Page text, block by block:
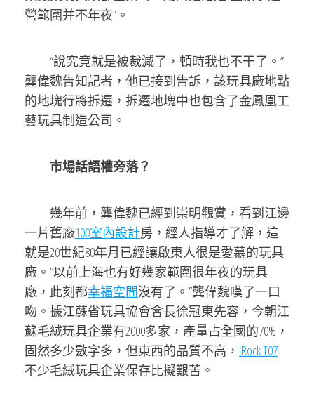
營範圍并不年夜”。
“說究竟就是被裁減了，頓時我也不干了。”
龔偉魏告知記者，他已接到告訴，該玩具廠地點
的地塊行將拆遷，拆遷地塊中也包含了金鳳凰工
藝玩具制造公司。
市場話語權旁落？
幾年前，龔偉魏已經到崇明觀賞，看到江邊
一片舊廠100室內設計房，經人指導才了解，這
就是20世紀80年月已經讓啟東人很是愛慕的玩具
廠。“以前上海也有好幾家範圍很年夜的玩具
廠，此刻都幸福空間沒有了。”龔偉魏嘆了一口
吻。據江蘇省玩具協會會長徐冠東先容，今朝江
蘇毛絨玩具企業有2000多家，產量占全國的70%，
固然多少數字多，但東西的品質不高， iRock T07
不少毛絨玩具企業保存比擬艱苦。